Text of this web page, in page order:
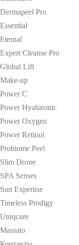
Dermapeel Pro
Essential
Eternal
Expert Cleanse Pro
Global Lift
Make-up
Power C
Power Hyaluronic
Power Oxygen
Power Retinol
Probiome Peel
Slim Drone
SPA Senses
Sun Expertise
Timeless Prodigy
Uniqcure
Massato